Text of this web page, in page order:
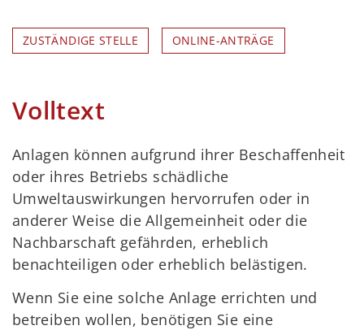
ZUSTÄNDIGE STELLE ONLINE-ANTRÄGE
Volltext
Anlagen können aufgrund ihrer Beschaffenheit
oder ihres Betriebs schädliche
Umweltauswirkungen hervorrufen oder in
anderer Weise die Allgemeinheit oder die
Nachbarschaft gefährden, erheblich
benachteiligen oder erheblich belästigen.
Wenn Sie eine solche Anlage errichten und
betreiben wollen, benötigen Sie eine